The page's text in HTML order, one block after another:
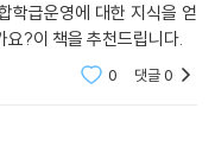
학급운영에 대한 지식을 얻
요?이 책을 추천드립니다.
0 댓글0